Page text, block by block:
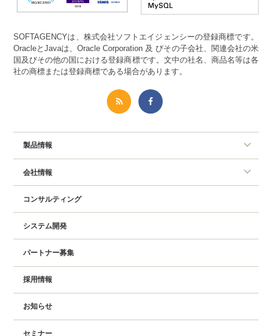
SOFTAGENCYは、株式会社ソフトエイジェンシーの登録商標です。
OracleとJavaは、Oracle Corporation 及 びその子会社、関連会社の米
国及びその他の国における登録商標です。文中の社名、商品名等は各
社の商標または登録商標である場合があります。
製品情報
会社情報
コンサルティング
システム開発
パートナー募集
採用情報
お知らせ
セミナー